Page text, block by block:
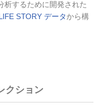
析するために開発された
STORY データから構
クション